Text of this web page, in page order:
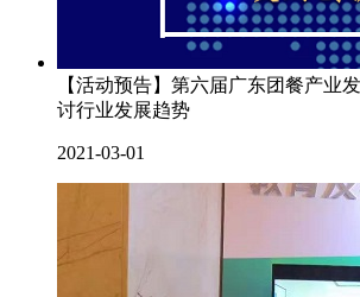
【活动预告】第六届广东团餐产业
讨行业发展趋势
2021-03-01